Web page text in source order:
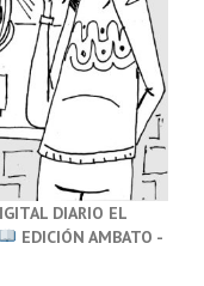
DIARIO EL
EDICIÓN AMBATO -